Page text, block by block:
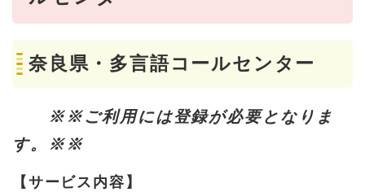
奈良県・多言語コールセンター
※※ご利用には登録が必要となりま
す。※※
【サービス内容】